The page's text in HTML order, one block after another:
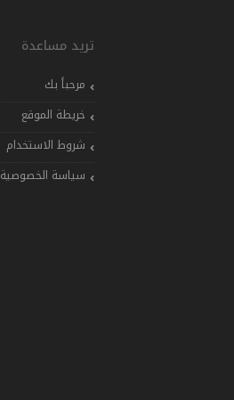
تريد مساعدة
مرحباً بك
خريطة الموقع
شروط الاستخدام
سياسة الخصوصية